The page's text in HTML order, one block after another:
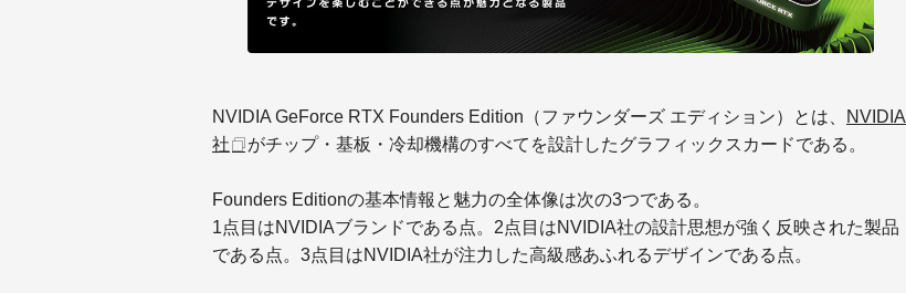
NVIDIA GeForce RTX Founders Edition（ファウンダーズ エディション）とは、
NVIDIA
社
がチップ・基板・ 冷却機構のすべてを設計したグラフィックスカードである。
Founders Editionの基本情報と魅力の全体像は次の3つである。
1点目はNVIDIAブランドである点。 2点目はNVIDIA社の設計思想が強く反映された製品
である点。 3点目はNVIDIA社が注力した高級感あふれるデザインである 点。